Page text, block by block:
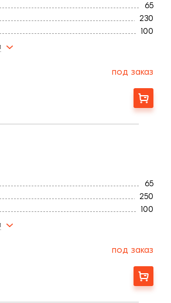
65
230
100
150
Есть
под заказ
Заказать
65
250
100
150
Есть
под заказ
Заказать